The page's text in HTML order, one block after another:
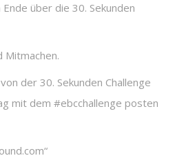
über die 30. Sekunden
Mitmachen.
der 30. Sekunden Challenge
mit dem #ebcchallenge posten